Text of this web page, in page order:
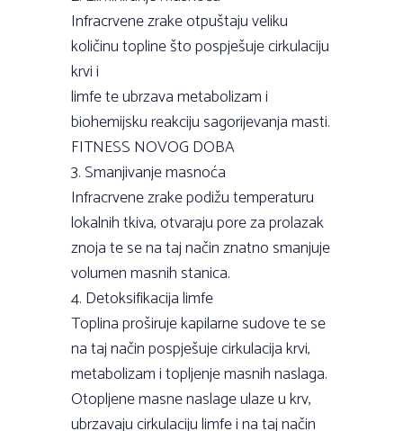
Infracrvene zrake otpuštaju veliku
količinu topline što pospješuje cirkulaciju
krvi i
limfe te ubrzava metabolizam i
biohemijsku reakciju sagorijevanja masti.
FITNESS NOVOG DOBA
3. Smanjivanje masnoća
Infracrvene zrake podižu temperaturu
lokalnih tkiva, otvaraju pore za prolazak
znoja te se na taj način znatno smanjuje
volumen masnih stanica.
4. Detoksifikacija limfe
Toplina proširuje kapilarne sudove te se
na taj način pospješuje cirkulacija krvi,
metabolizam i topljenje masnih naslaga.
Otopljene masne naslage ulaze u krv,
ubrzavaju cirkulaciju limfe i na taj način